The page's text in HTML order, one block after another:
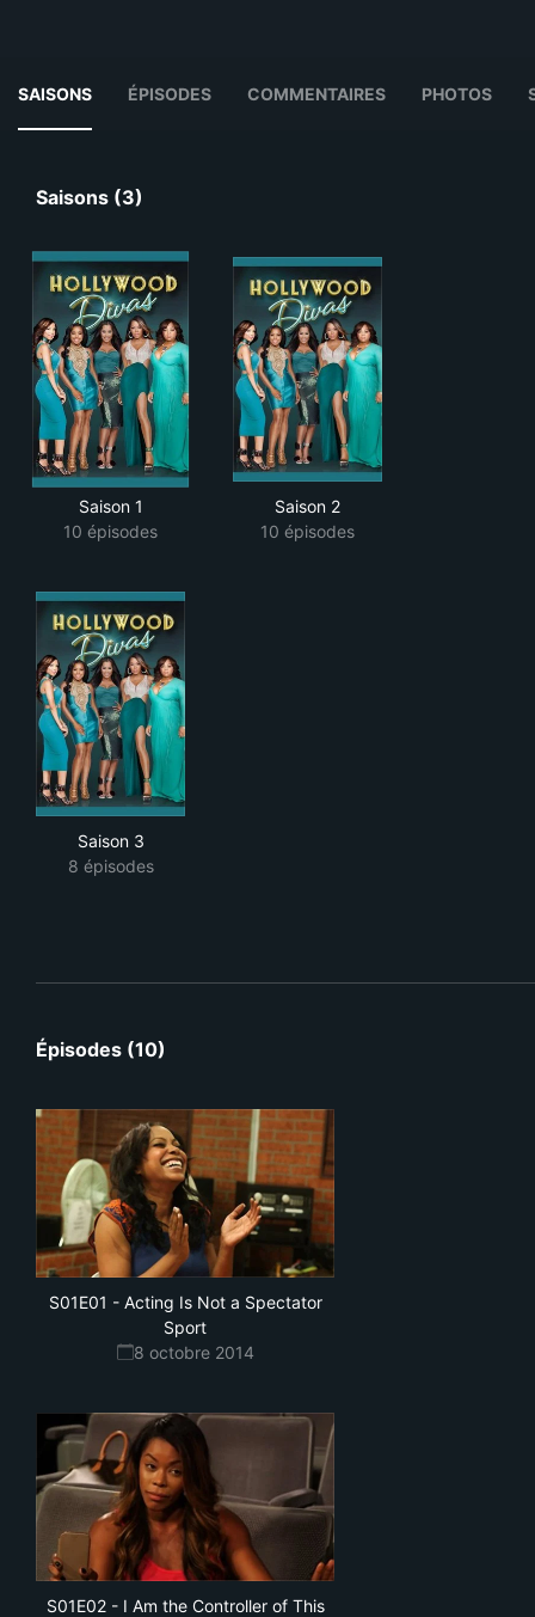
SAISONS ÉPISODES COMMENTAIRES PHOTOS
Saisons (3)
Saison 1
10 épisodes
Saison 2
10 épisodes
Saison 3
8 épisodes
Épisodes (10)
S01E01 - Acting Is Not a Spectator
Sport
8 octobre 2014
S01E02- I Am the Controller of This